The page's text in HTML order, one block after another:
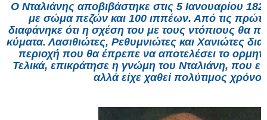
Ο Νταλιάνης αποβιβάστηκε στις 5 Ιανουαρίου
με σώμα πεζών και 100 ιππέων. Από τις
διαφάνηκε ότι η σχέση του με τους ντόπιους θα
κύματα. Λασιθιώτες, Ρεθυμνιώτες και Χανιώτες
περιοχή που θα έπρεπε να αποτελέσει το
Τελικά, επικράτησε η γνώμη του Νταλιάνη, που
αλλά είχε χαθεί πολύτιμος